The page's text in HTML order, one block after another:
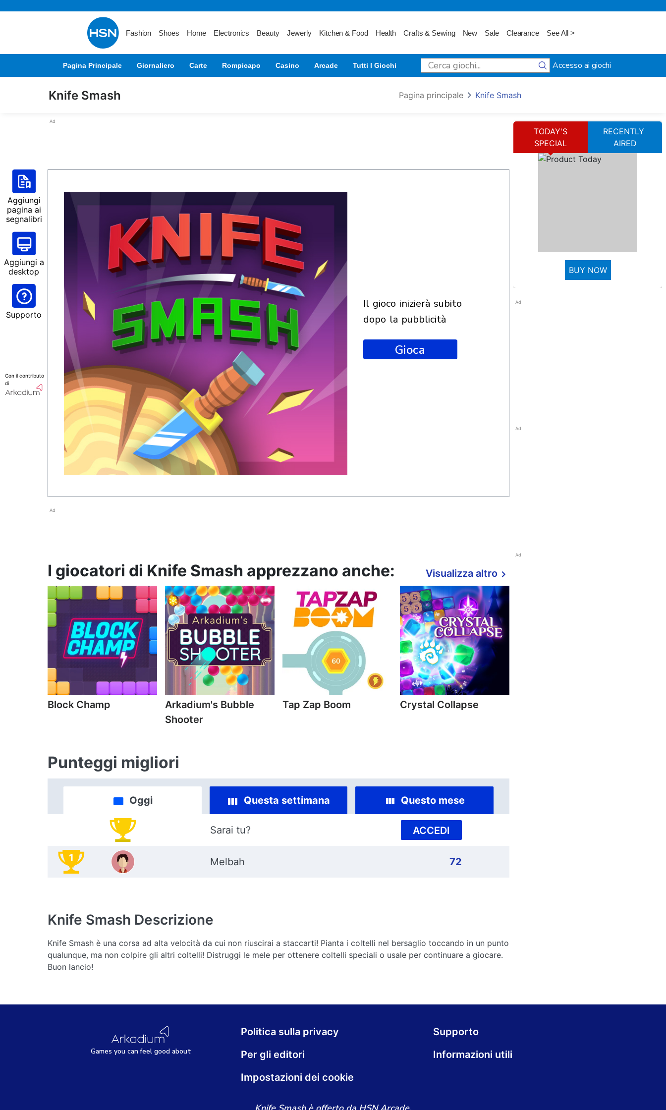
Fashion Shoes Home Electronics Beauty Jewerly Kitchen & Food Health Crafts & Sewing New Sale Clearance See All >
Pagina Principale Giornaliero Carte Rompicapo Casino Arcade Tutti I Giochi Accesso ai giochi
Knife Smash Pagina principale Knife Smash
Ad
Aggiungi
pagina ai
segnalibri
Aggiungi a
desktop
Supporto
Con il contributo
di
il gioco inizierà subito
dopo la pubblicità
Gioca
Ad
I giocatori di Knife Smash apprezzano anche: Visualizza altro
Block Champ
Arkadium's Bubble
Shooter
Tap Zap Boom Crystal Collapse
Punteggi migliori
Oggi Questa settimana Questo mese
Sarai tu? ACCEDI
1 Melbah 72
Knife Smash Descrizione
Knife Smash è una corsa ad alta velocità da cui non riuscirai a staccarti! Pianta i coltelli nel bersaglio toccando in un punto
qualunque, ma non colpire gli altri coltelli! Distruggi le mele per ottenere coltelli speciali o usale per continuare a giocare.
Buon lancio!
TODAY'S
SPECIAL
RECENTLY
AIRED
BUY NOW
Ad
Ad
Ad
Games you canfeel good about
Politica sulla privacy
Supporto
Per gli editori
Informazioni utili
Impostazioni dei cookie